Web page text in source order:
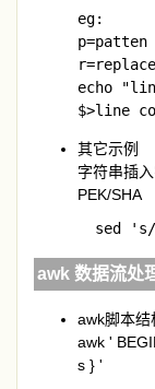
eg:
p=patten
echo
$>line
其它示例
字符串插
PEK/SHA
sed
awk 数据流处
awk脚本结
awk '
s } '